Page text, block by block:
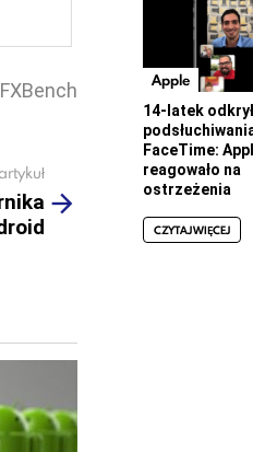
Apple
14-latek odkrył
FaceTime:
reagowało na
ostrzeżenia
CZYTAJ WIĘCEJ